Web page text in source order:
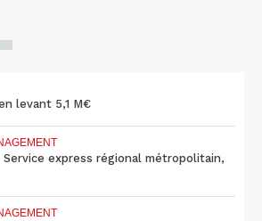
levant 5,1 M€
Service express régional métropolitain,